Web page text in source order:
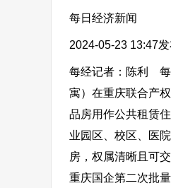
每日经济新闻
2024-05-23 13:47发
每经记者：陈利 每
寓）在重庆联合产
品房用作公共租赁
业园区、校区、医
房，权属清晰且可
重庆国企第二次批